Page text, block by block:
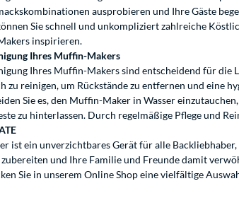
ausprobieren und Ihre Gäste
Sie schnell und unkompliziert zahlreiche
inspirieren.
Ihres Muffin-Makers
Ihres Muffin-Makers sind entscheidend für
reinigen, um Rückstände zu entfernen und eine
Sie es, den Muffin-Maker in Wasser
zu hinterlassen. Durch regelmäßige Pflege und
ist ein unverzichtbares Gerät für alle
und Ihre Familie und Freunde damit
Sie in unserem Online Shop eine vielfältige